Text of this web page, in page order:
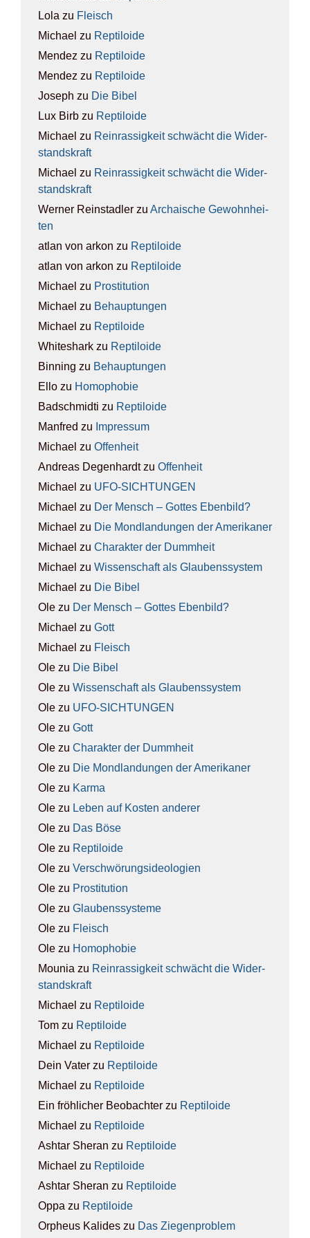
Lola zu Fleisch
Michael zu Rep­ti­lo­ide
Mendez zu Rep­ti­lo­ide
Mendez zu Rep­ti­lo­ide
Joseph zu Die Bibel
Lux Birb zu Rep­ti­lo­ide
Michael zu Rein­ras­sig­keit schwächt die Wider­
stands­kraft
Michael zu Rein­ras­sig­keit schwächt die Wider­
stands­kraft
Werner Reinstadler zu Archai­sche Gewohn­hei­
ten
atlan von arkon zu Rep­ti­lo­ide
atlan von arkon zu Rep­ti­lo­ide
Michael zu Pro­sti­tu­ti­on
Michael zu Behaup­tun­gen
Michael zu Rep­ti­lo­ide
Whiteshark zu Rep­ti­lo­ide
Binning zu Behaup­tun­gen
Ello zu Homo­pho­bie
Badschmidti zu Rep­ti­lo­ide
Manfred zu Impres­sum
Michael zu Offen­heit
Andreas Degenhardtzu Offen­heit
Michael zu UFO-SICH­TUN­GEN
Michael zu Der Mensch – Got­tes Eben­bild?
Michael zu Die Mond­lan­dun­gen der Ame­ri­ka­ner
Michael zu Cha­rak­ter der Dumm­heit
Michael zu Wis­sen­schaft als Glau­bens­sys­tem
Michael zu Die Bibel
Ole zu Der Mensch – Got­tes Eben­bild?
Michael zu Gott
Michael zu Fleisch
Ole zu Die Bibel
Ole zu Wis­sen­schaft als Glau­bens­sys­tem
Ole zu UFO-SICH­TUN­GEN
Ole zu Gott
Ole zu Cha­rak­ter der Dumm­heit
Ole zu Die Mond­lan­dun­gen der Ame­ri­ka­ner
Ole zu Kar­ma
Ole zu Leben auf Kos­ten ande­rer
Ole zu Das Böse
Ole zu Rep­ti­lo­ide
Ole zu Ver­schwö­rungs­ideo­lo­gien
Ole zu Pro­sti­tu­ti­on
Ole zu Glau­bens­sys­te­me
Ole zu Fleisch
Ole zu Homo­pho­bie
Mounia zu Rein­ras­sig­keit schwächt die Wider­
stands­kraft
Michael zu Rep­ti­lo­ide
Tom zu Rep­ti­lo­ide
Michael zu Rep­ti­lo­ide
Dein Vater zu Rep­ti­lo­ide
Michael zu Rep­ti­lo­ide
Ein fröhlicher Beobachter zu Rep­ti­lo­ide
Michael zu Rep­ti­lo­ide
Ashtar Sheran zu Rep­ti­lo­ide
Michael zu Rep­ti­lo­ide
Ashtar Sheran zu Rep­ti­lo­ide
Oppa zu Rep­ti­lo­ide
Orpheus Kalides zu Das Zie­gen­pro­blem